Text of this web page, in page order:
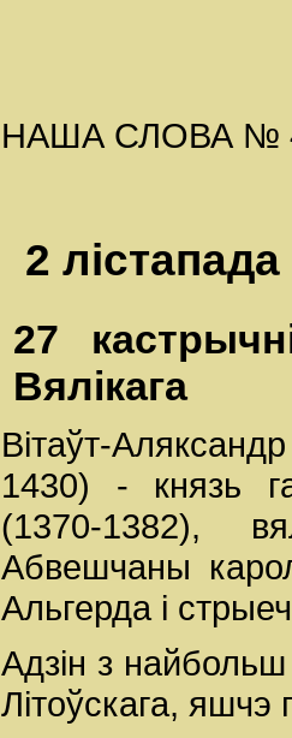
НАША СЛОВА № 43
2
27
Вялікага
Вітаўт-
1430) - князь
(1370-1382),
Абвешчаны
Альгерда і
Адзін з найбольш
Літоўскага,